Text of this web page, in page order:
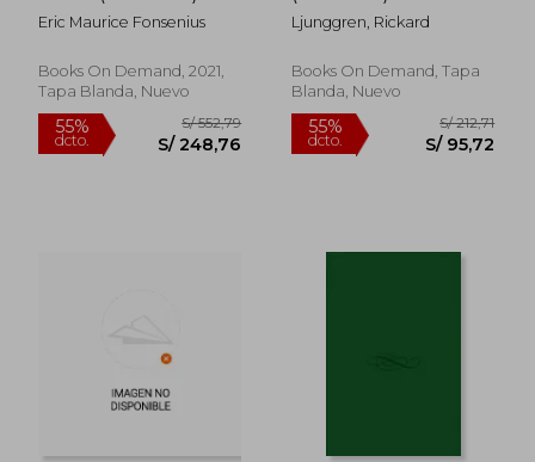
Eric Maurice Fonsenius
Books On Demand, 2021,
Tapa Blanda, Nuevo
Ljunggren, Rickard
Books On Demand, Tapa
Blanda, Nuevo